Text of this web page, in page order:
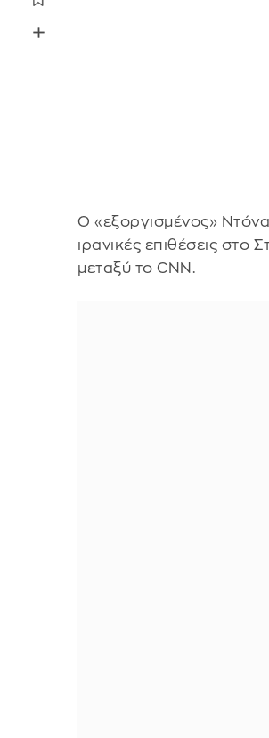
Ο «εξοργισμένος»
ιρανικές επιθέσεις
μεταξύ το CNN.